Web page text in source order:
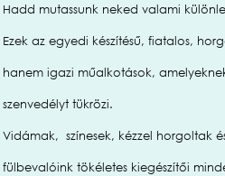
Hadd mutassunk neked valami
Ezek az egyedi készítésű, fiatalos,
hanem igazi műalkotások,
szenvedélyt tükrözi.
Vidámak, színesek, kézzel horgoltak
fülbevalóink tökéletes kiegészítői